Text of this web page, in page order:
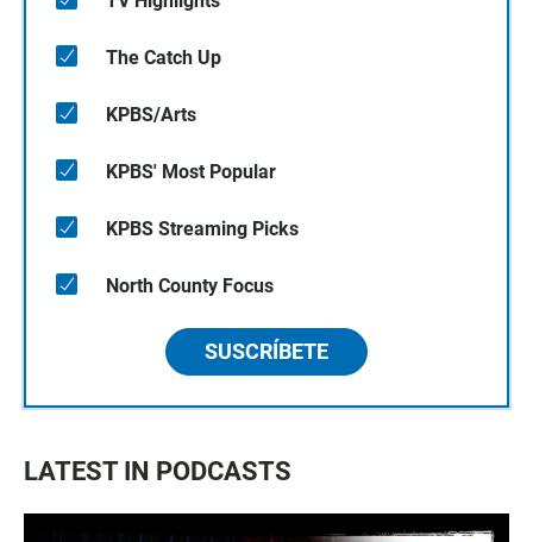
The Catch Up
KPBS/Arts
KPBS' Most Popular
KPBS Streaming Picks
North County Focus
SUSCRÍBETE
LATEST IN PODCASTS